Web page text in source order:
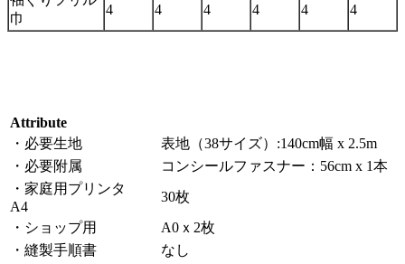
巾
4 4 4 4 4 4
Attribute
・必要生地
表地（38サイズ）:140cm幅 x 2.5m
・必要附属
コンシールファスナー：56cm x 1本
・家庭用プリンタ
A4
30枚
・ショップ用
A0ｘ2枚
・縫製手順書
なし